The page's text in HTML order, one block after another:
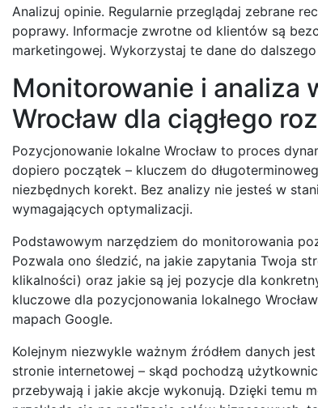
Analizuj opinie. Regularnie przeglądaj zebrane
poprawy. Informacje zwrotne od klientów są
marketingowej. Wykorzystaj te dane do
Monitorowanie i analiza
Wrocław dla ciągłego
Pozycjonowanie lokalne Wrocław to proces
dopiero początek – kluczem do
niezbędnych korekt. Bez analizy nie jesteś w
wymagających optymalizacji.
Podstawowym narzędziem do monitorowania
Pozwala ono śledzić, na jakie zapytania Twoja
klikalności) oraz jakie są jej pozycje dla
kluczowe dla pozycjonowania lokalnego
mapach Google.
Kolejnym niezwykle ważnym źródłem danych
stronie internetowej – skąd pochodzą
przebywają i jakie akcje wykonują. Dzięki temu